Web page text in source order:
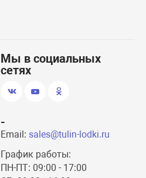
Мы в социальных
сетях
-
Email: sales@tulin-lodki.ru
График работы:
ПН-ПТ: 09:00 - 17:00